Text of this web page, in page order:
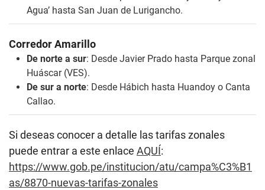
Agua’ hasta San Juan de Lurigancho.
Corredor Amarillo
De norte a sur: Desde Javier Prado hasta Parque zonal
Huáscar (VES).
De sur a norte: Desde Hábich hasta Huandoy o Canta
Callao.
Si deseas conocer a detalle las tarifas zonales
puede entrar a este enlace AQUÍ:
https://www.gob.pe/institucion/atu/campa%C3%B1
as/8870-nuevas-tarifas-zonales